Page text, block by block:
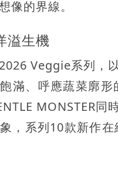
像的界線。
溢生機
Veggie系列，
滿、呼應蔬菜廓
MONSTER
，系列10款新作